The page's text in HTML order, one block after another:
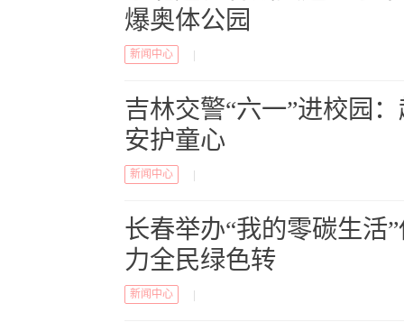
爆奥体公园
新闻中心
吉林交警“六一”进校园
安护童心
新闻中心
长春举办“我的零碳生活
力全民绿色转
新闻中心